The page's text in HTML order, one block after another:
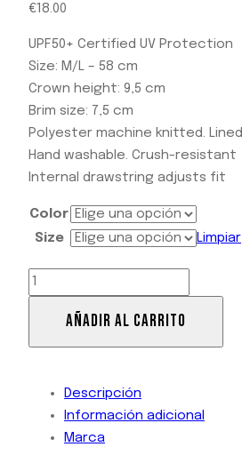
€18.00
UPF50+ Certified UV Protection
Size: M/L – 58 cm
Crown height: 9,5 cm
Brim size: 7,5 cm
Polyester machine knitted. Lined
Hand washable. Crush-resistant
Internal drawstring adjusts fit
Color
Size
Limpiar
AÑADIR AL CARRITO
Descripción
Información adicional
Marca